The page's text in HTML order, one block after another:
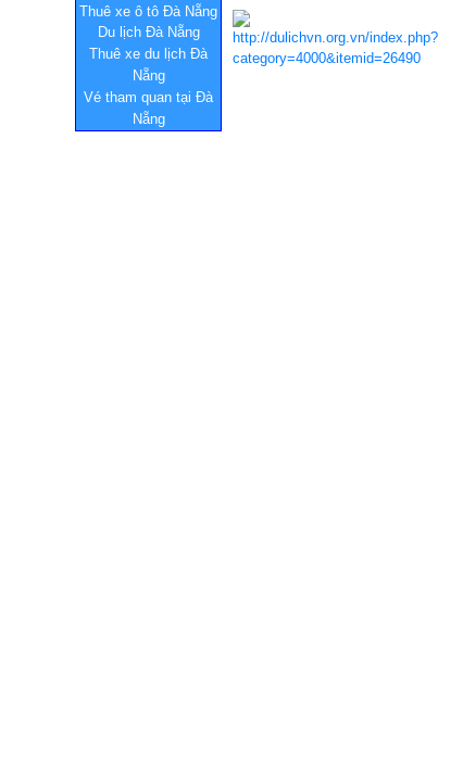
Thuê xe ô tô Đà Nẵng
Du lịch Đà Nẵng
Thuê xe du lịch Đà
Nẵng
Vé tham quan tại Đà
Nẵng